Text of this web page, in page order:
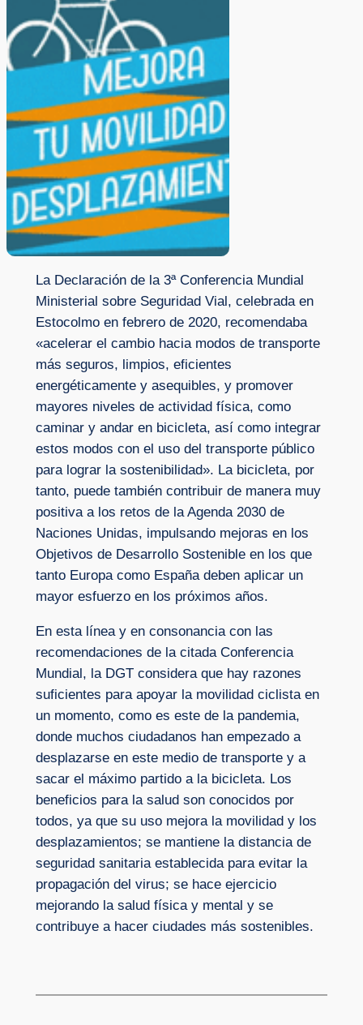
La Declaración de la 3ª Conferencia Mundial
Ministerial sobre Seguridad Vial, celebrada en
Estocolmo en febrero de 2020, recomendaba
«acelerar el cambio hacia modos de transporte
más seguros, limpios, eficientes
energéticamente y asequibles, y promover
mayores niveles de actividad física, como
caminar y andar en bicicleta, así como integrar
estos modos con el uso del transporte público
para lograr la sostenibilidad». La bicicleta, por
tanto, puede también contribuir de manera muy
positiva a los retos de la Agenda 2030 de
Naciones Unidas, impulsando mejoras en los
Objetivos de Desarrollo Sostenible en los que
tanto Europa como España deben aplicar un
mayor esfuerzo en los próximos años.
En esta línea y en consonancia con las
recomendaciones de la citada Conferencia
Mundial, la DGT considera que hay razones
suficientes para apoyar la movilidad ciclista en
un momento, como es este de la pandemia,
donde muchos ciudadanos han empezado a
desplazarse en este medio de transporte y a
sacar el máximo partido a la bicicleta. Los
beneficios para la salud son conocidos por
todos, ya que su uso mejora la movilidad y los
desplazamientos; se mantiene la distancia de
seguridad sanitaria establecida para evitar la
propagación del virus; se hace ejercicio
mejorando la salud física y mental y se
contribuye a hacer ciudades más sostenibles.